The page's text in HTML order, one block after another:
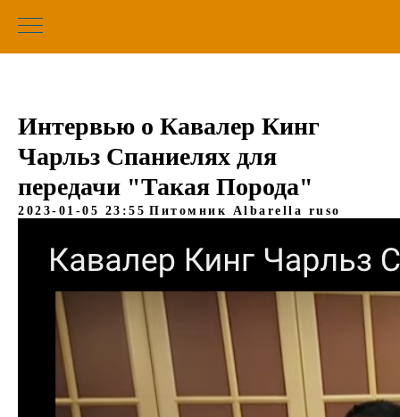
Интервью о Кавалер Кинг
Чарльз Спаниелях для
передачи "Такая Порода"
2023-01-05 23:55 Питомник Albarella ruso